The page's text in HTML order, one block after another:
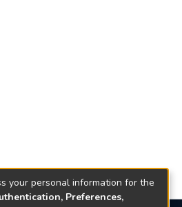
your personal information for the
Preferences,